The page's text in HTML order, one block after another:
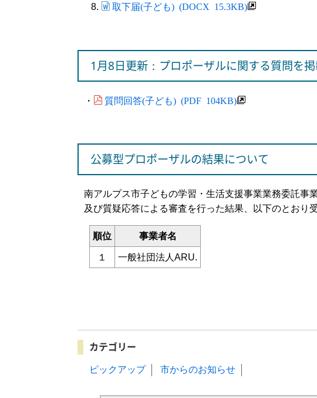
取下届(子ども) (DOCX 15.3KB)
1月8日更新：プロポーザルに関する質問を
・ 質問回答(子ども) (PDF 104KB)
公募型プロポーザルの結果について
南アルプス市子どもの学習・生活支援事業業務委託事
及び質疑応答による審査を行った結果、以下のとおり
順位 事業者名
１ 一般社団法人ARU.
カテゴリー
ピックアップ 市からのお知らせ